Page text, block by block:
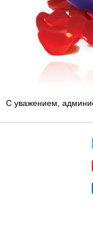
С уважением,